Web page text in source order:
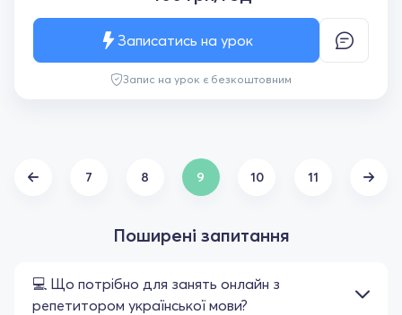
Запис на урок є безкоштовним
Записатись на урок
7 8 9 10 11
Поширені запитання
💻 Що потрібно для занять онлайн з
репетитором української мови?